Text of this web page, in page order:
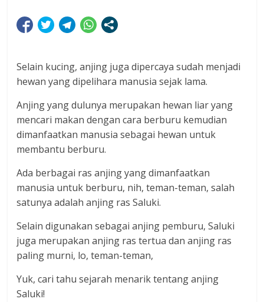
Selain kucing, anjing juga dipercaya sudah menjadi
hewan yang dipelihara manusia sejak lama.
Anjing yang dulunya merupakan hewan liar yang
mencari makan dengan cara berburu kemudian
dimanfaatkan manusia sebagai hewan untuk
membantu berburu.
Ada berbagai ras anjing yang dimanfaatkan
manusia untuk berburu, nih, teman-teman, salah
satunya adalah anjing ras Saluki.
Selain digunakan sebagai anjing pemburu, Saluki
juga merupakan anjing ras tertua dan anjing ras
paling murni, lo, teman-teman,
Yuk, cari tahu sejarah menarik tentang anjing
Saluki!